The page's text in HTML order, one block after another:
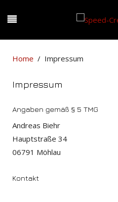
Home Impressum
Impressum
Angaben gemäß § 5 TMG
Andreas Biehr
Hauptstraße 34
06791 Möhlau
Kontakt